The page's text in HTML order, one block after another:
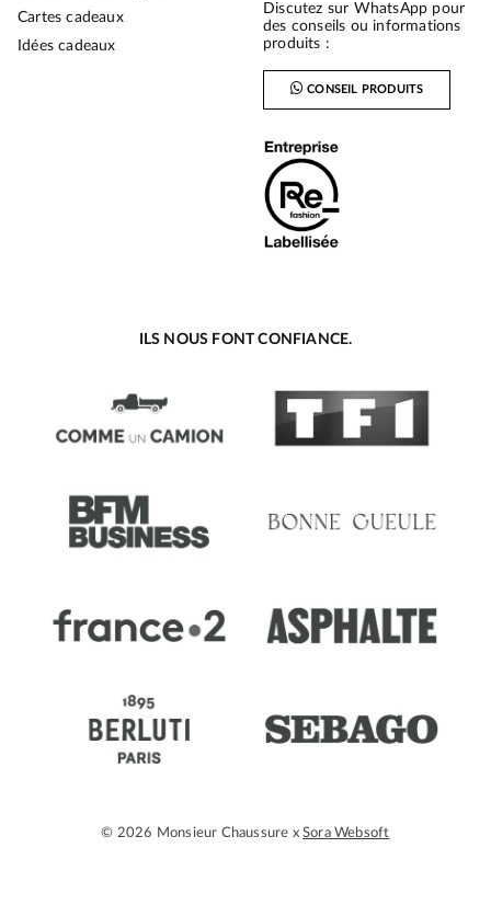
Cartes cadeaux
Idées cadeaux
Discutez sur WhatsApp pour
des conseils ou informations
produits :
CONSEIL PRODUITS
ILS NOUS FONT CONFIANCE.
© 2026 Monsieur Chaussure xSora Websoft